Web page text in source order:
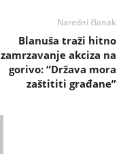
Naredni članak
Blanuša traži hitno
zamrzavanje akciza na
gorivo: “Država mora
zaštititi građane”